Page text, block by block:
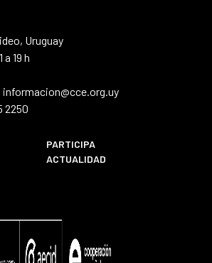
Uruguay
a 19 h
2250
PARTICIPA
ACTUALIDAD